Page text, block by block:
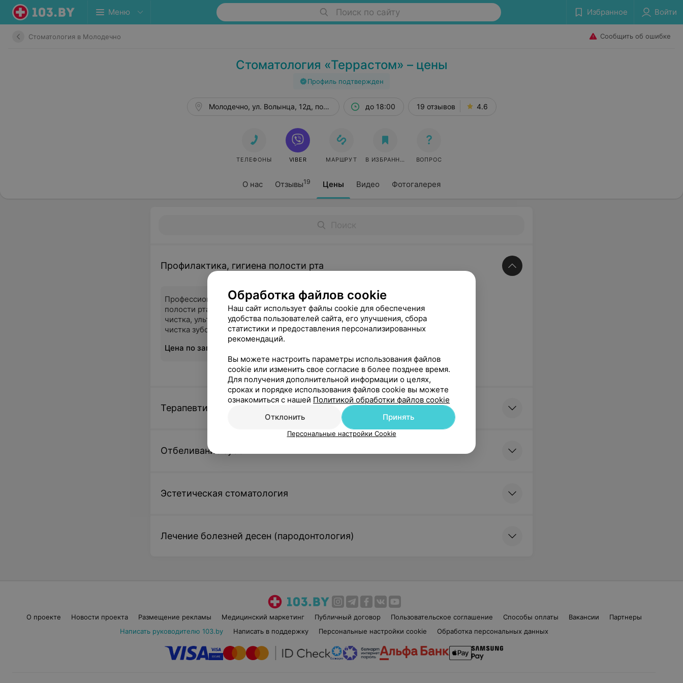
Меню Поиск по сайту Избранное Войти
Стоматология в Молодечно Сообщить об ошибке
Стоматология «Террастом» – цены
Профиль подтвержден
О нас Отзывы19 Цены Видео Фотогалерея
Молодечно, ул. Волынца, 12д, пом. 21 до 18:00 19 отзывов 4.6
ТЕЛЕФОНЫ VIBER МАРШРУТ В ИЗБРАННОЕ ВОПРОС
Профилактика, гигиена полости рта
Профессиональная гигиена
полости рта (Air Flow
чистка, ультразвуковая
чистка зубов)
Цена по запросу
Терапевтическая стоматология
Отбеливание зубов
Эстетическая стоматология
Лечение болезней десен (пародонтология)
О проекте Новости проекта Размещение рекламы Медицинский маркетинг Публичный договор Пользовательское соглашение Способы оплаты Вакансии
Партнеры
Написать руководителю 103.by
Написать в поддержку Персональные настройки cookie Обработка персональных данных
Обработка файлов cookie
Наш сайт использует файлы cookie для обеспечения
удобства пользователей сайта, его улучшения, сбора
статистики и предоставления персонализированных
рекомендаций.
Вы можете настроить параметры использования файлов
cookie или изменить свое согласие в более позднее время.
Для получения дополнительной информации о целях,
сроках и порядке использования файлов cookie вы можете
ознакомиться с нашей Политикой обработки файлов cookie
Отклонить
Принять
Персональные настройки Cookie